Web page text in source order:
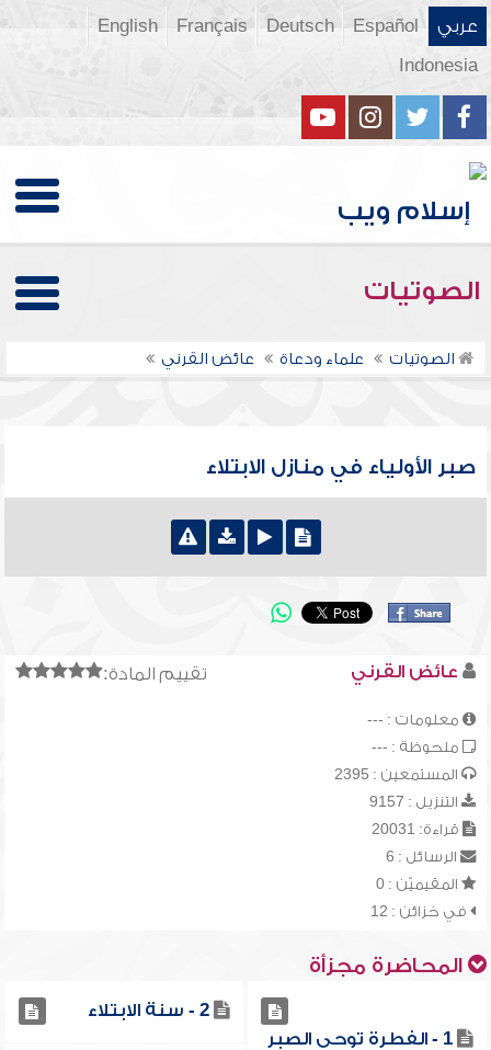
عربي Español
Deutsch
Français
English
Indonesia
الصوتيات
الصوتيات علماء ودعاة عائض القرني
صبر الأولياء في منازل الابتلاء
تقييم المادة: عائض القرني
معلومات : ---
ملحوظة : ---
المستمعين : 2395
التنزيل : 9157
قراءة: 20031
الرسائل : 6
المقيميّن : 0
في خزائن : 12
المحاضرة مجزأة
1 - الفطرة توحي الصبر
2 - سنة الابتلاء